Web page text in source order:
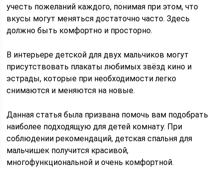
учесть пожеланий каждого, понимая при этом, что
вкусы могут меняться достаточно часто. Здесь
должно быть комфортно и просторно.
В интерьере детской для двух мальчиков могут
присутствовать плакаты любимых звёзд кино и
эстрады, которые при необходимости легко
снимаются и меняются на новые.
Данная статья была призвана помочь вам подобрать
наиболее подходящую для детей комнату. При
соблюдении рекомендаций, детская спальня для
мальчишек получится красивой,
многофункциональной и очень комфортной.